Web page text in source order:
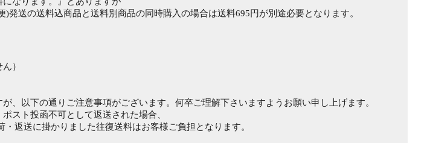
発送の送料込商品と送料別商品の同時購入の場合は送料695円が別途必要となります。
）
、以下の通りご注意事項がございます。何卒ご理解下さいますようお願い申し上げます。
スト投函不可として返送された場合、
返送に掛かりました往復送料はお客様ご負担となります。